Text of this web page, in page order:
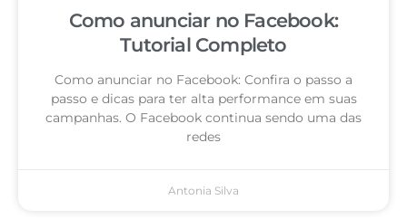
Como anunciar no Facebook:
Tutorial Completo
Como anunciar no Facebook: Confira o passo a
passo e dicas para ter alta performance em suas
campanhas. O Facebook continua sendo uma das
redes
Antonia Silva